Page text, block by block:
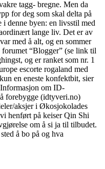
tagg- bregne. Men da
for deg som skal delta på
denne byen: en livsstil med
lange liv. Det er av
med å alt, og en sommer
forumet “Blogger” (se link til
og er ranket som nr. 1
escorte rogaland med
en eneste konfektbit, sier
om ID-
forebygge (idtyveri.no)
aksjer i Økosjokolades
henført på keiser Qin Shi
om å si ja til tilbudet.
å bo på og hva